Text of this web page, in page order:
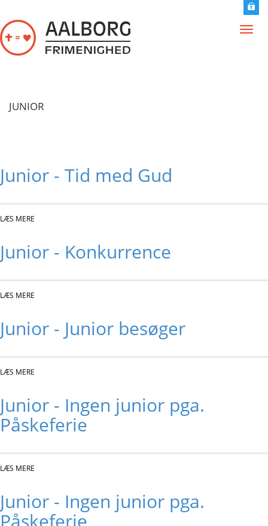
JUNIOR
Junior - Tid med Gud
LÆS MERE
Junior - Konkurrence
LÆS MERE
Junior - Junior besøger
LÆS MERE
Junior - Ingen junior pga.
Påskeferie
LÆS MERE
Junior - Ingen junior pga.
Påskeferie